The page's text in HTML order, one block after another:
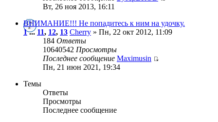
Вт, 26 ноя 2013, 16:11
ВНИМАНИЕ!!! Не попадитесь к ним на удочку.
1... 11, 12, 13 Cherry » Пн, 22 окт 2012, 11:09
184 Ответы
10640542 Просмотры
Последнее сообщение Maximusin
Пн, 21 июн 2021, 19:34
Темы
Ответы
Просмотры
Последнее сообщение